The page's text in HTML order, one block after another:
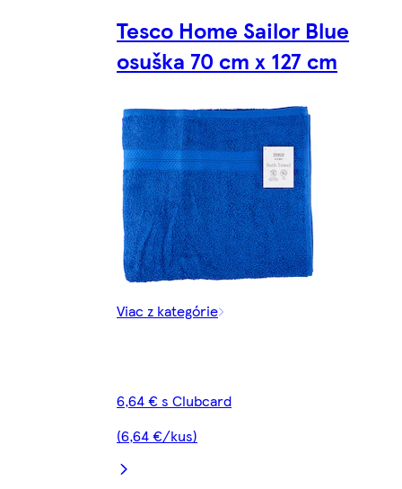
Tesco Home Sailor Blue
osuška 70 cm x 127 cm
Viac z kategórie
6,64 € s Clubcard
(6,64 €/kus)